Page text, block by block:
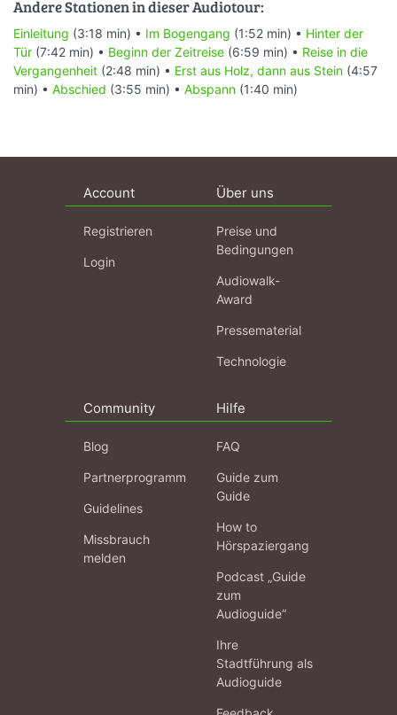
Andere Stationen in dieser Audiotour:
Einleitung (3:18 min) • Im Bogengang (1:52 min) • Hinter der
Tür (7:42 min) • Beginn der Zeitreise (6:59 min) • Reise in die
Vergangenheit (2:48 min) • Erst aus Holz, dann aus Stein (4:57
min) • Abschied (3:55 min) • Abspann (1:40 min)
Account
Registrieren
Login
Über uns
Preise und
Bedingungen
Audiowalk-
Award
Pressematerial
Technologie
Community
Blog
Partnerprogramm
Guidelines
Missbrauch
melden
Hilfe
FAQ
Guide zum
Guide
How to
Hörspaziergang
Podcast „Guide
zum
Audioguide“
Ihre
Stadtführung als
Audioguide